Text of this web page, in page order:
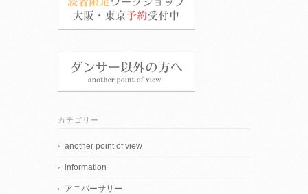
カテゴリー
another point of view
information
アニバーサリー